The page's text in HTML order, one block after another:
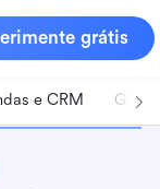
grátis
e CRM